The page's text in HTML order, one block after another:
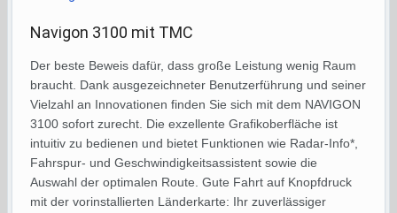
Navigon 3100 mit TMC
Der beste Beweis dafür, dass große Leistung wenig Raum
braucht. Dank ausgezeichneter Benutzerführung und seiner
Vielzahl an Innovationen finden Sie sich mit dem NAVIGON
3100 sofort zurecht. Die exzellente Grafikoberfläche ist
intuitiv zu bedienen und bietet Funktionen wie Radar-Info*,
Fahrspur- und Geschwindigkeitsassistent sowie die
Auswahl der optimalen Route. Gute Fahrt auf Knopfdruck
mit der vorinstallierten Länderkarte: Ihr zuverlässiger